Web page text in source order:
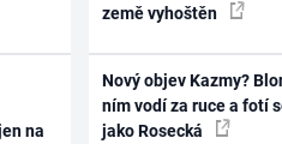
na
země vyhoštěn
Nový objev Kazmy?
ním vodí za ruce a fotí
jako Rosecká